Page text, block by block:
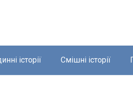
історії Смішні історії